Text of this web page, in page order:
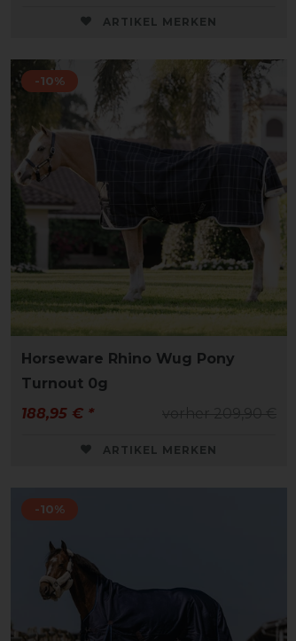
ARTIKEL MERKEN
-10%
Horseware Rhino Wug Pony
Turnout 0g
188,95 € *
ARTIKEL MERKEN
-10%